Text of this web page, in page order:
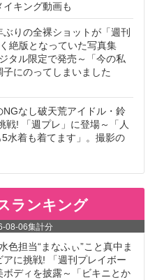
キング動画も
りの全裸ショットが「週刊
絶版となっていた写真集
タル限定で発売～「今の私
にのってしまいました
なし破天荒アイドル・鈴
戦! 「週プレ」に登場～「人
水着も着てます」。撮影の
ランキング
08-06集計分
色担当“まなふぃ”こと真中ま
に挑戦! 「週刊プレイボー
ディを披露～「ビキニとか